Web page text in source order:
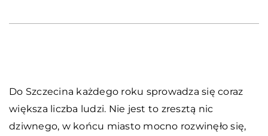
Do Szczecina każdego roku sprowadza się coraz
większa liczba ludzi. Nie jest to zresztą nic
dziwnego, w końcu miasto mocno rozwinęło się,